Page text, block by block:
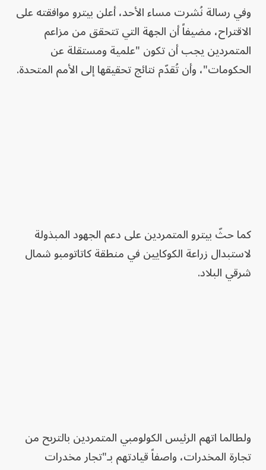
وفي رسالة نُشرت مساء الأحد، أعلن بيترو موافقته على
الاقتراح، مضيفاً أن الجهة التي تتحقق من مزاعم
المتمردين يجب أن تكون "علمية ومستقلة عن
الحكومات"، وأن تُقدّم نتائج تحقيقها إلى الأمم المتحدة.
كما حثّ بيترو المتمردين على دعم الجهود المبذولة
لاستبدال زراعة الكوكايين في منطقة كاتاتومبو شمال
شرقي البلاد.
ولطالما اتهم الرئيس الكولومبي المتمردين بالتربح من
تجارة المخدرات، واصفاً قيادتهم بـ"تجار مخدرات